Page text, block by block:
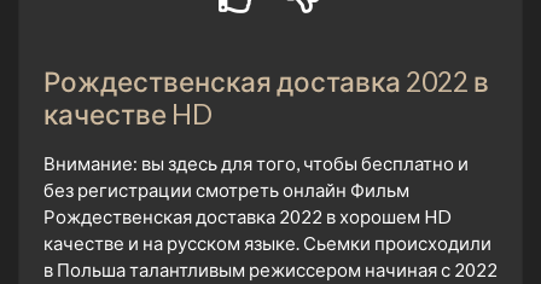
Рождественская доставка 2022 в
качестве HD
Внимание: вы здесь для того, чтобы бесплатно и
без регистрации смотреть онлайн Фильм
Рождественская доставка 2022 в хорошем HD
качестве и на русском языке. Сьемки происходили
в Польша талантливым режиссером начиная с 2022